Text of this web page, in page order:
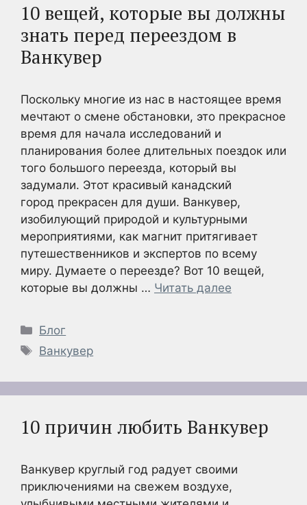
10 вещей, которые вы должны
знать перед переездом в
Ванкувер
Поскольку многие из нас в настоящее время
мечтают о смене обстановки, это прекрасное
время для начала исследований и
планирования более длительных поездок или
того большого переезда, который вы
задумали. Этот красивый канадский
город прекрасен для души. Ванкувер,
изобилующий природой и культурными
мероприятиями, как магнит притягивает
путешественников и экспертов по всему
миру. Думаете о переезде? Вот 10 вещей,
которые вы должны … Читать далее
Рубрики
Блог
Метки
Ванкувер
10 причин любить Ванкувер
Ванкувер круглый год радует своими
приключениями на свежем воздухе,